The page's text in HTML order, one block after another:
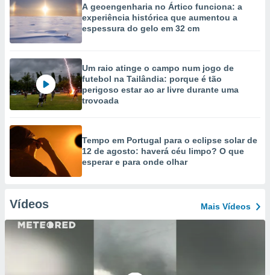
A geoengenharia no Ártico funciona: a
experiência histórica que aumentou a
espessura do gelo em 32 cm
Um raio atinge o campo num jogo de
futebol na Tailândia: porque é tão
perigoso estar ao ar livre durante uma
trovoada
Tempo em Portugal para o eclipse solar de
12 de agosto: haverá céu limpo? O que
esperar e para onde olhar
Vídeos Mais Vídeos